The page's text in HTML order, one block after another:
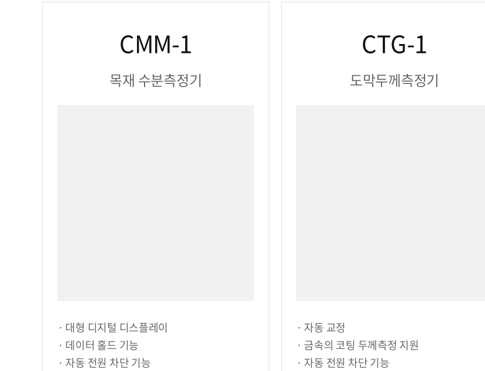
CMM-1
목재 수분측정기
· 대형 디지털 디스플레이
· 데이터 홀드 기능
· 자동 전원 차단 기능
CTG-1
도막두께측정기
· 자동 교정
· 금속의 코팅 두께측정 지원
· 자동 전원 차단 기능